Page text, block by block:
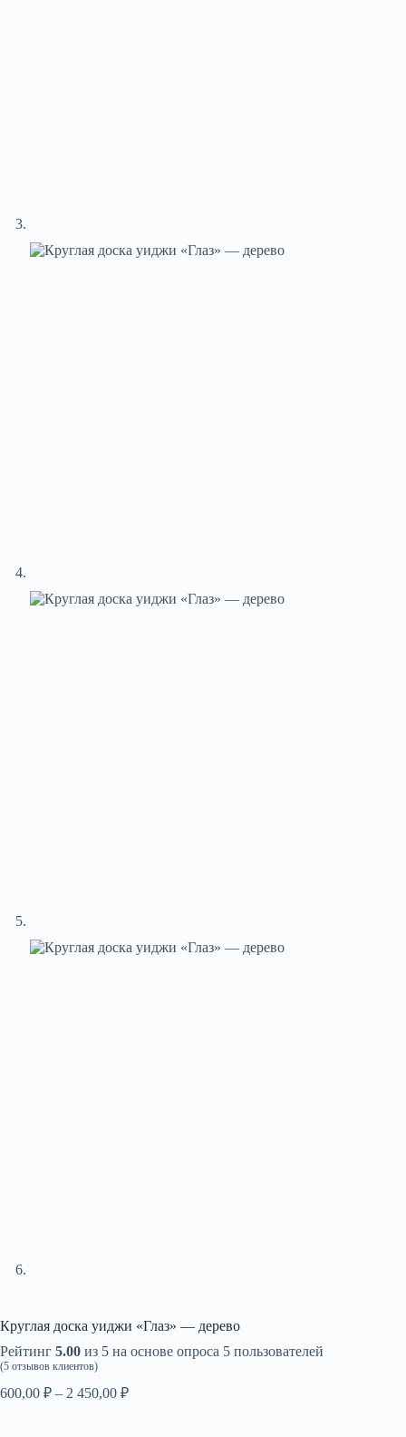
Круглая доска уиджи «Глаз» — дерево
Рейтинг 5.00 из 5 на основе опроса 5 пользователей
(5 отзывов клиентов)
600,00 ₽ – 2 450,00 ₽Диапазон